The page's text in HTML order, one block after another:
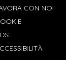
CON NOI